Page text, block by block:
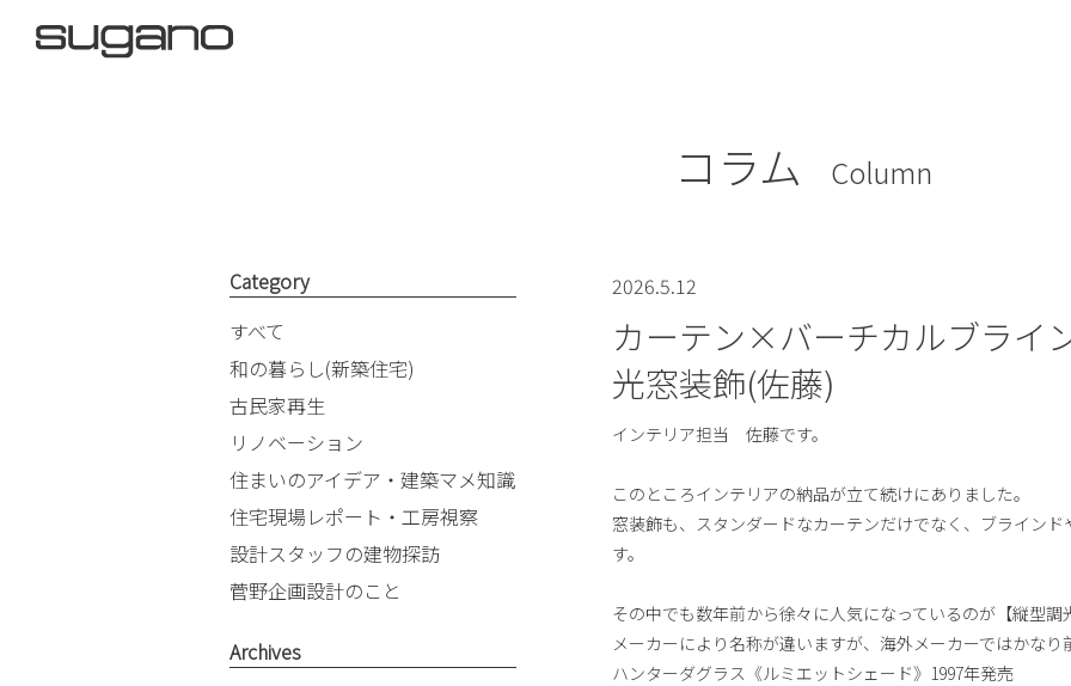
コラム Column
2026.5.12
カーテン×バーチカルブライ
光窓装飾(佐藤)
インテリア担当 佐藤です。
このところインテリアの納品が立て続けにありました。
窓装飾も、スタンダードなカーテンだけでなく、ブライン
す。
その中でも数年前から徐々に人気になっているのが【縦型
メーカーにより名称が違いますが、海外メーカーではかな
ハンターダグラス《ルミエットシェード》1997年発売
Category
すべて
和の暮らし(新築住宅)
古民家再生
リノベーション
住まいのアイデア・建築マメ知識
住宅現場レポート・工房視察
設計スタッフの建物探訪
菅野企画設計のこと
Archives